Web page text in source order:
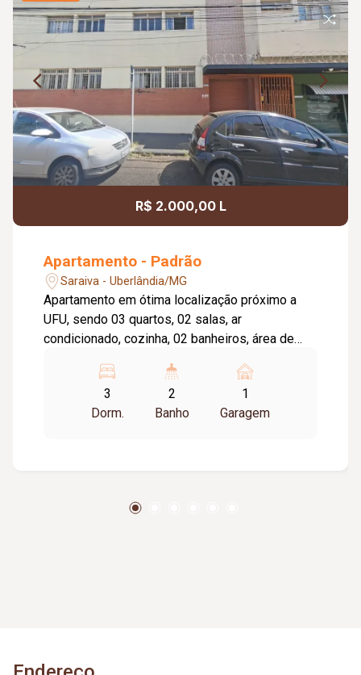
R$ 2.000,00 L
Apartamento - Padrão
Saraiva - Uberlândia/MG
Apartamento em ótima localização próximo a
UFU, sendo 03 quartos, 02 salas, ar
condicionado, cozinha, 02 banheiros, área de
3
Dorm.
2
Banho
1
Garagem